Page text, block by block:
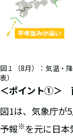
図１（8月）：気温・
表）
＜ポイント①＞
図1は、気象庁が
予報※を元に日本